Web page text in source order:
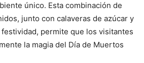
único. Esta combinación de
junto con calaveras de azúcar y
permite que los visitantes
la magia del Día de Muertos